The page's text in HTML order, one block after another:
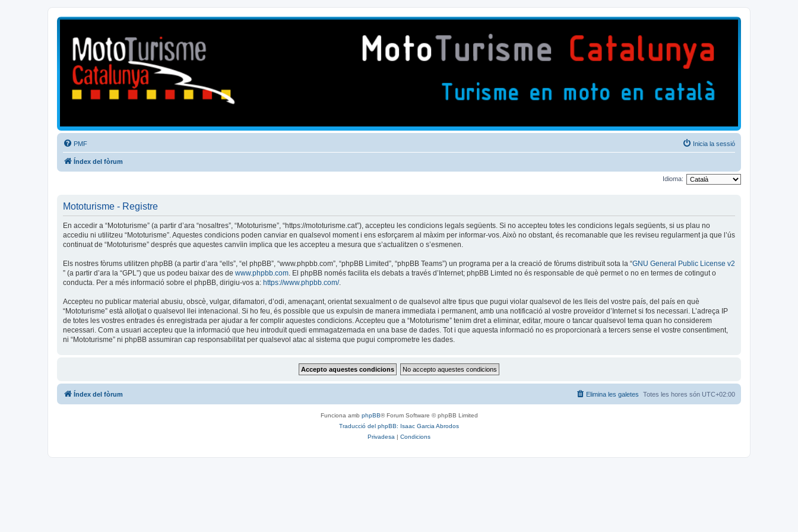
Mototurisme
Turisme en moto en català
PMF Inicia la sessió
Índex del fòrum
Idioma:
Mototurisme - Registre
En accedir a “Mototurisme” (a partir d’ara “nosaltres”, “Mototurisme”, “https://mototurisme.cat”), accepteu les condicions legals següents. Si no accepteu totes les condicions legals següents, si us plau no
accediu ni utilitzeu “Mototurisme”. Aquestes condicions poden canviar en qualsevol moment i ens esforçarem al màxim per informar-vos. Això no obstant, és recomanable que les reviseu regularment ja que l’ús
continuat de “Mototurisme” després que aquestes canvïin implica que les accepteu a mesura que s’actualitzen o s’esmenen.
Els nostres fòrums utilitzen phpBB (a partir d’ara “ells”, “el phpBB”, “www.phpbb.com”, “phpBB Limited”, “phpBB Teams”) un programa per a la creació de fòrums distribuït sota la “GNU General Public License v2
” (a partir d’ara la “GPL”) que us podeu baixar des de www.phpbb.com. El phpBB només facilita els debats a través d’Internet; phpBB Limted no és responsable de què permet o no en termes de cotingut o
conducta. Per a més informació sobre el phpBB, dirigiu-vos a: https://www.phpbb.com/.
Accepteu no publicar material abusiu, obscè, vulgar, difamatori, d’odi, amenaçant, orientat sexualment o de qualsevol altre tipus que pugui violar qualsevol de les lleis del vostre país, del país en què
“Mototurisme” està allotjat o qualsevol llei intenacional. Si ho feu, és possible que us expulsin de manera immediata i permanent, amb una notificació al vostre proveïdor d’Internet si fos necessari. L’adreça IP
de totes les vostres entrades és enregistrada per ajudar a fer complir aquestes condicions. Accepteu que a “Mototurisme” tenim dret a eliminar, editar, moure o tancar qualsevol tema quan ho considerem
necessari. Com a usuari accepteu que la informació que heu introduït quedi emmagatzemada en una base de dades. Tot i que aquesta informació no es proporcionarà a tercers sense el vostre consentiment,
ni “Mototurisme” ni phpBB assumiran cap responsabilitat per qualsevol atac al sistema que pugui comprometre les dades.
Índex del fòrum Totes les hores són UTC+02:00
Elimina les galetes
Funciona amb phpBB® Forum Software © phpBB Limited
Traducció del phpBB: Isaac Garcia Abrodos
Privadesa | Condicions